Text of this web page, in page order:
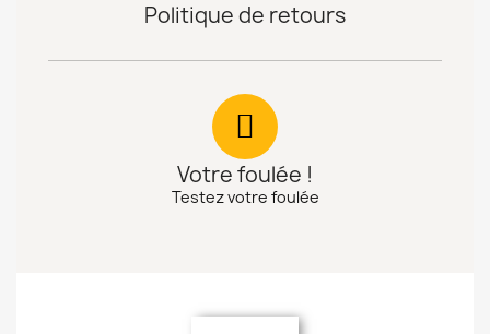
Politique de retours
Votre foulée !
Testez votre foulée